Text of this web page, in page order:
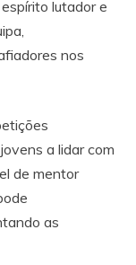
lutador e
nos
a lidar com
de mentor
as